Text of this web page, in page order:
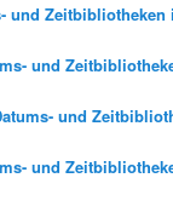
und Zeitbibliotheken
und
und
und